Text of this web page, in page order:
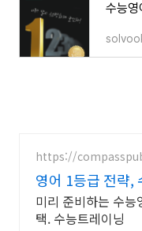
수능
https://
영어 1등급 전략,
미리 준비하는 수능
택. 수능트레이닝